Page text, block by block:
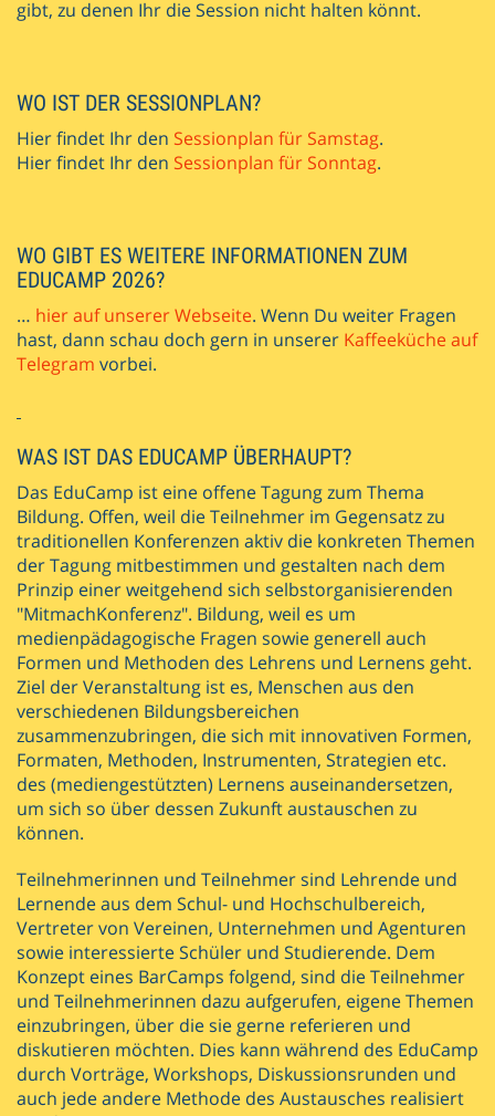
gibt, zu denen Ihr die Session nicht halten könnt.
WO IST DER SESSIONPLAN?
Hier findet Ihr den Sessionplan für Samstag.
Hier findet Ihr den Sessionplan für Sonntag.
WO GIBT ES WEITERE INFORMATIONEN ZUM
EDUCAMP 2026?
… hier auf unserer Webseite. Wenn Du weiter Fragen
hast, dann schau doch gern in unserer Kaffeeküche auf
Telegram vorbei.
WAS IST DAS EDUCAMP ÜBERHAUPT?
Das EduCamp ist eine offene Tagung zum Thema
Bildung. Offen, weil die Teilnehmer im Gegensatz zu
traditionellen Konferenzen aktiv die konkreten Themen
der Tagung mitbestimmen und gestalten­ nach dem
Prinzip einer weitgehend sich selbstorganisierenden
"Mit­mach­Konferenz". Bildung, weil es um
medienpädagogische Fragen sowie generell auch
Formen und Methoden des Lehrens und Lernens geht.
Ziel der Veranstaltung ist es, Menschen aus den
verschiedenen Bildungsbereichen
zusammenzubringen, die sich mit innovativen Formen,
Formaten, Methoden, Instrumenten, Strategien etc.
des (mediengestützten) Lernens auseinandersetzen,
um sich so über dessen Zukunft austauschen zu
können.
Teilnehmerinnen und Teilnehmer sind Lehrende und
Lernende aus dem Schul­- und Hochschulbereich,
Vertreter von Vereinen, Unternehmen und Agenturen
sowie interessierte Schüler und Studierende. Dem
Konzept eines BarCamps folgend, sind die Teilnehmer
und Teilnehmerinnen dazu aufgerufen, eigene Themen
einzubringen, über die sie gerne referieren und
diskutieren möchten. Dies kann während des EduCamp
durch Vorträge, Workshops, Diskussionsrunden und
auch jede andere Methode des Austausches realisiert